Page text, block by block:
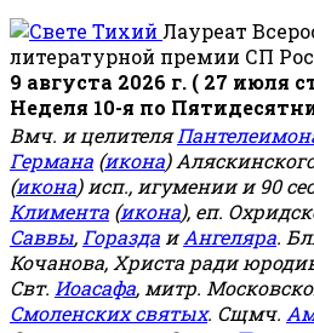
Лауреат
литературной премии СП
9 августа 2026 г. ( 27 июля
Неделя 10-я по
Вмч. и целителя
Германа (икона)
(икона) исп., игумении и 90
Климента (икона), еп.
Саввы, Горазда иАнгеляра.
Кочанова, Христа ради
Свт. Иоасафа, митр.
Смоленских святых. Сщмч.